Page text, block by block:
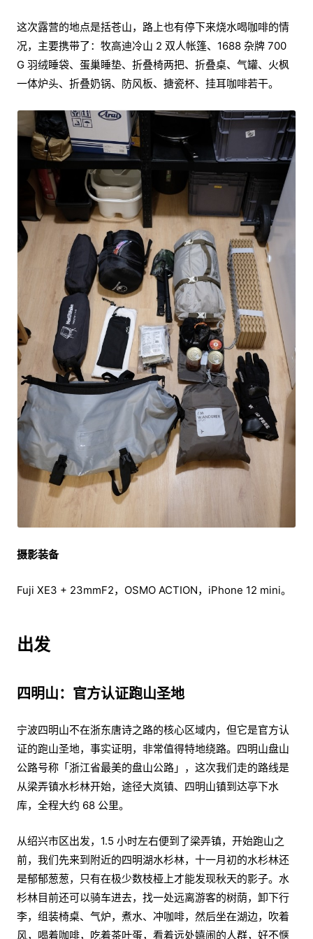
这次露营的地点是括苍山，路上也有停下来烧水喝咖啡的情
况，主要携带了：牧高迪冷山 2 双人帐篷、1688 杂牌 700
G 羽绒睡袋、蛋巢睡垫、折叠椅两把、折叠桌、气罐、火枫
一体炉头、折叠奶锅、防风板、搪瓷杯、挂耳咖啡若干。
摄影装备
Fuji XE3 + 23mmF2，OSMO ACTION，iPhone 12 mini。
出发
四明山：官方认证跑山圣地
宁波四明山不在浙东唐诗之路的核心区域内，但它是官方认
证的跑山圣地，事实证明，非常值得特地绕路。四明山盘山
公路号称「浙江省最美的盘山公路」，这次我们走的路线是
从梁弄镇水杉林开始，途径大岚镇、四明山镇到达亭下水
库，全程大约 68 公里。
从绍兴市区出发，1.5 小时左右便到了梁弄镇，开始跑山之
前，我们先来到附近的四明湖水杉林，十一月初的水杉林还
是郁郁葱葱，只有在极少数枝桠上才能发现秋天的影子。水
杉林目前还可以骑车进去，找一处远离游客的树荫，卸下行
李，组装椅桌、气炉，煮水、冲咖啡，然后坐在湖边，吹着
风，喝着咖啡，吃着茶叶蛋，看着远处嬉闹的人群，好不惬